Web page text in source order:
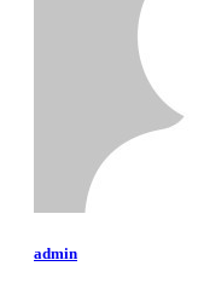
admin